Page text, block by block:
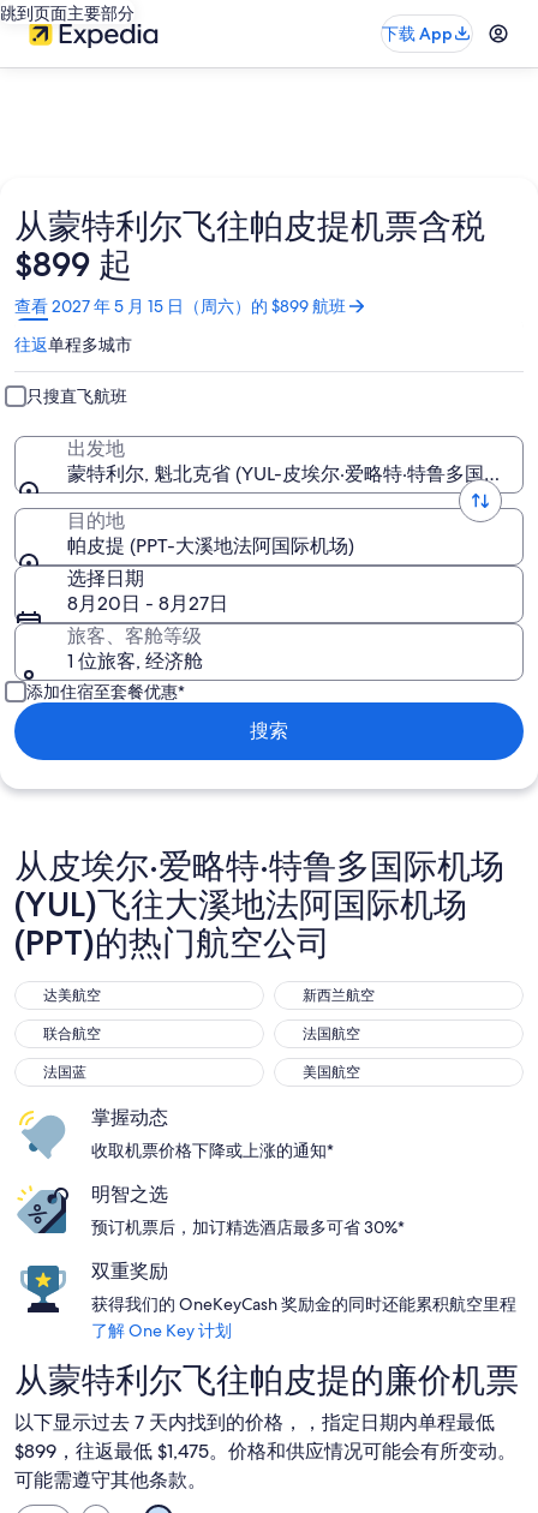
跳到页面主要部分
下载 App
从蒙特利尔飞往帕皮提机票含税
$899 起
查看 2027 年 5 月 15 日（周六）的 $899 航班
在
新
窗
口
中
打
开
往返单程多城市
只搜直飞航班
出发地
蒙特利尔, 魁北克省 (YUL-皮埃尔·爱略特·特鲁多国际机
目的地
帕皮提 (PPT-大溪地法阿国际机场)
选择日期
8月20日 - 8月27日
旅客、客舱等级
1 位旅客, 经济舱
添加住宿至套餐优惠*
搜索
从皮埃尔·爱略特·特鲁多国际机场
(YUL)飞往大溪地法阿国际机场
(PPT)的热门航空公司
达美航空
达美航空 新西兰航空
新西兰航空
联合航空
联合航空 法国航空
法国航空
法国蓝
法国蓝 美国航空
美国航空
掌握动态
收取机票价格下降或上涨的通知*
明智之选
预订机票后，加订精选酒店最多可省 30%*
双重奖励
获得我们的 OneKeyCash 奖励金的同时还能累积航空里程
了解 One Key 计划
从蒙特利尔飞往帕皮提的廉价机票
以下显示过去 7 天内找到的价格，，指定日期内单程最低
$899，往返最低 $1,475。价格和供应情况可能会有所变动。
可能需遵守其他条款。